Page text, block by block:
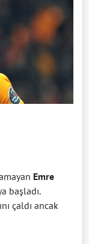
Emre
başladı.
çaldı ancak